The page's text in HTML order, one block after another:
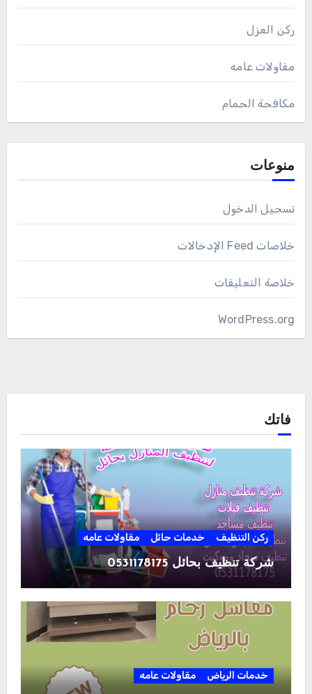
ركن العزل
مقاولات عامه
مكافحة الحمام
منوعات
تسجيل الدخول
خلاصات Feed الإدخالات
خلاصة التعليقات
WordPress.org
فاتك
ركن التنظيف خدمات حائل مقاولات عامه
شركة تنظيف بحائل 0531178175
خدمات الرياض مقاولات عامه